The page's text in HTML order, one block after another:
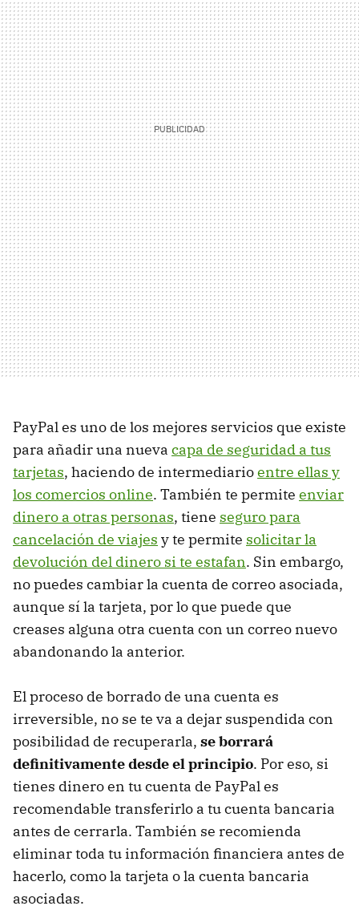
PayPal es uno de los mejores servicios que existe
para añadir una nueva capa de seguridad a tus
tarjetas, haciendo de intermediarioentre ellas y
los comercios online. También te permite enviar
dinero a otras personas, tiene seguro para
cancelación de viajes y te permite solicitar la
devolución del dinero si te estafan. Sin embargo,
no puedes cambiar la cuenta de correo asociada,
aunque sí la tarjeta, por lo que puede que
creases alguna otra cuenta con un correo nuevo
abandonando la anterior.
El proceso de borrado de una cuenta es
irreversible, no se te va a dejar suspendida con
posibilidad de recuperarla, se borrará
definitivamente desde el principio. Por eso, si
tienes dinero en tu cuenta de PayPal es
recomendable transferirlo a tu cuenta bancaria
antes de cerrarla. También se recomienda
eliminar toda tu información financiera antes de
hacerlo, como la tarjeta o la cuenta bancaria
asociadas.